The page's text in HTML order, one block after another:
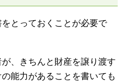
とっておくことが必要で
、きちんと財産を譲り渡す
能力があることを書いても